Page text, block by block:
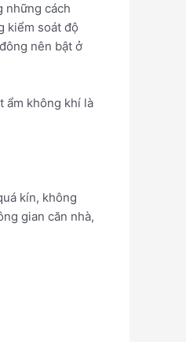
những cách
kiểm soát độ
nên bật ở
ẩm không khí là
kín, không
gian căn nhà,